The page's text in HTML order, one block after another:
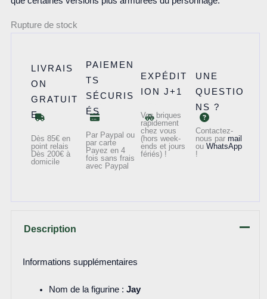
Rupture de stock
LIVRAIS
ON
GRATUIT
E
Dès 85€ en
point relais
Dès 200€ à
domicile
PAIEMEN
TS
SÉCURIS
ÉS
Par Paypal ou
par carte
Payez en 4
fois sans frais
avec Paypal
EXPÉDIT
ION J+1
Vos briques
rapidement
chez vous
(hors week-
ends et jours
fériés) !
UNE
QUESTIO
NS ?
Contactez-
nous par mail
ou WhatsApp
!
Description
Informations supplémentaires
Nom de la figurine : Jay